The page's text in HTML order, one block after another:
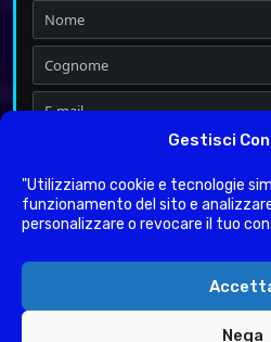
Gestisci
"Utilizziamo cookie e tecnologie
funzionamento del sito e
personalizzare o revocare il tuo
Nega
Iscrivimi a Security & Privacy
Regolamento UE 2016/679.